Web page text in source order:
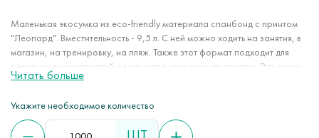
Маленькая экосумка из eco-friendly материала спанбонд с принтом
"Леопард". Вместительность - 9,5 л. С ней можно ходить на занятия, в
магазин, на тренировку, на пляж. Также этот формат подходит для
рекламных мероприятий и в качестве упаковки для товара. Эти сумки
чрезвычайно удобны в повседневном использовании: легкие, не
не электризуются. Спанбонд - на 100% eco-friendly материал, так как
он подлежит повторной переработке, производится из
Читать больше
Укажите необходимое количество